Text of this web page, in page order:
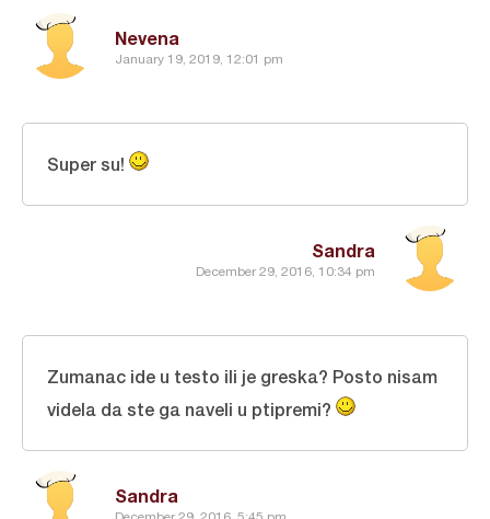
Nevena
January 19, 2019, 12:01 pm
Sandra
December 29, 2016, 10:34 pm
Super su!
Sandra
Zumanac ide u testo ili je greska? Posto nisam
videla da ste ga naveli u ptipremi?